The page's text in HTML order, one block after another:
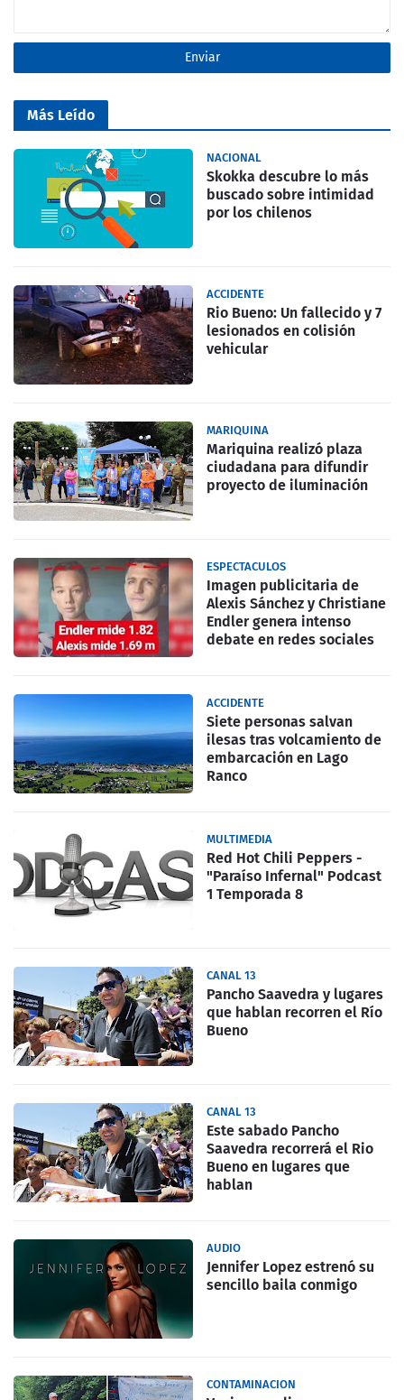
Más Leído
NACIONAL
Skokka descubre lo más
buscado sobre intimidad
por los chilenos
ACCIDENTE
Rio Bueno: Un fallecido y 7
lesionados en colisión
vehicular
MARIQUINA
Mariquina realizó plaza
ciudadana para difundir
proyecto de iluminación
ESPECTACULOS
Imagen publicitaria de
Alexis Sánchez y Christiane
Endler genera intenso
debate en redes sociales
ACCIDENTE
Siete personas salvan
ilesas tras volcamiento de
embarcación en Lago
Ranco
MULTIMEDIA
Red Hot Chili Peppers -
"Paraíso Infernal" Podcast
1 Temporada 8
CANAL 13
Pancho Saavedra y lugares
que hablan recorren el Río
Bueno
CANAL 13
Este sabado Pancho
Saavedra recorrerá el Rio
Bueno en lugares que
hablan
AUDIO
Jennifer Lopez estrenó su
sencillo baila conmigo
CONTAMINACION